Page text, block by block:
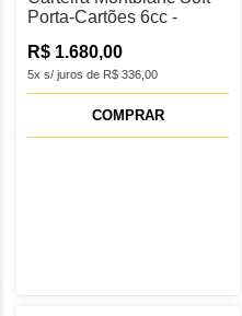
Porta-Cartões 6cc -
5x s/ juros de R$ 336,00
R$ 1.680,00
COMPRAR